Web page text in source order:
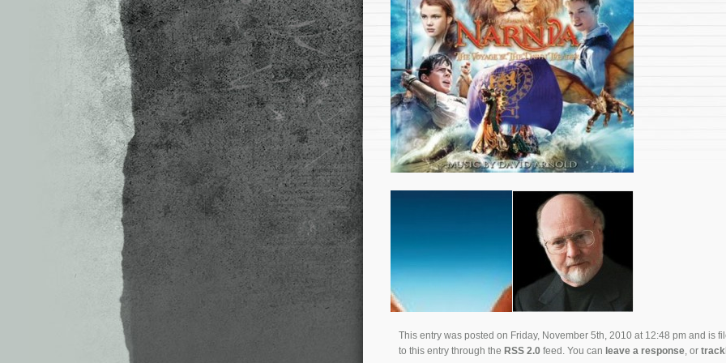
This entry was posted on Friday, November 5th, 2010 at 12:48 pm and is
to this entry through the RSS 2.0 feed. You can leave a response , or